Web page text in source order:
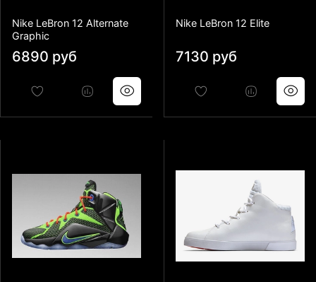
Nike LeBron 12 Alternate
Graphic
6890 руб
Nike LeBron 12 Elite
7130 руб